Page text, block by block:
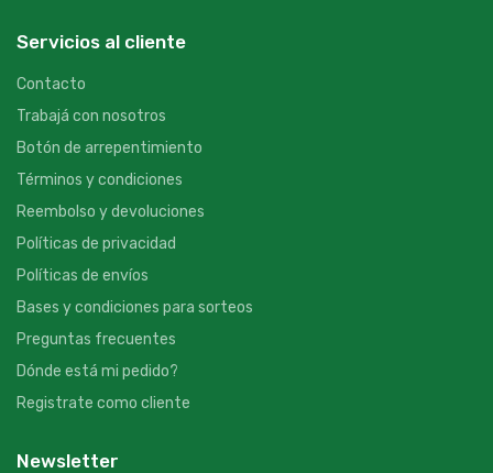
Servicios al cliente
Contacto
Trabajá con nosotros
Botón de arrepentimiento
Términos y condiciones
Reembolso y devoluciones
Políticas de privacidad
Políticas de envíos
Bases y condiciones para sorteos
Preguntas frecuentes
Dónde está mi pedido?
Registrate como cliente
Newsletter